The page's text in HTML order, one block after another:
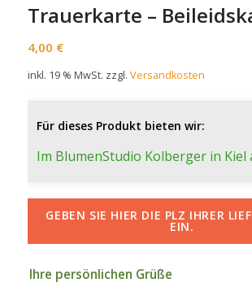
Trauerkarte –
4,00 €
inkl. 19 % MwSt. zzgl. Versandkosten
Für dieses Produkt bieten wir:
Im BlumenStudio Kolberger in Kiel
GEBEN SIE HIER DIE PLZ IHRER
EIN.
Ihre persönlichen Grüße